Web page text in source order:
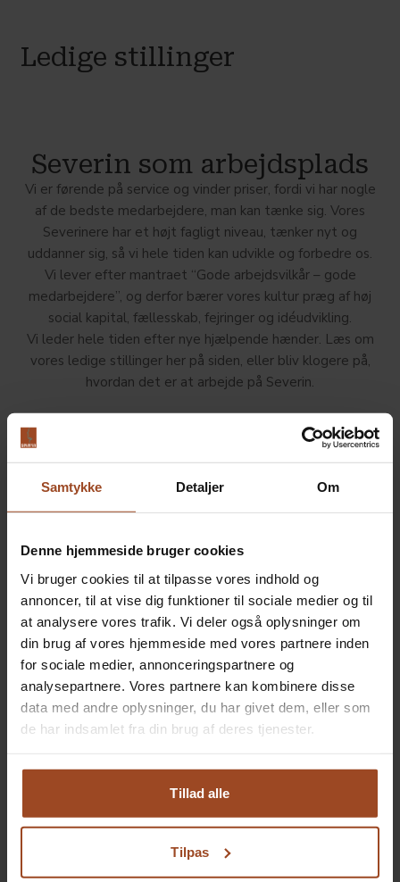
Samtykke Detaljer Om
Denne hjemmeside bruger cookies
Vi bruger cookies til at tilpasse vores indhold og
annoncer, til at vise dig funktioner til sociale medier og til
at analysere vores trafik. Vi deler også oplysninger om
din brug af vores hjemmeside med vores partnere inden
for sociale medier, annonceringspartnere og
analysepartnere. Vores partnere kan kombinere disse
data med andre oplysninger, du har givet dem, eller som
de har indsamlet fra din brug af deres tjenester.
På Severin behandler vi alle dine personlige oplysninger
og data med ansvar og respekt. Læs mere her:
https://severinkursuscenter.dk/privatlivspolitik/
Tillad alle
Tilpas
Ledige stillinger
Severin som arbejdsplads
Vi er førende på service og vinder priser, fordi vi har nogle
af de bedste medarbejdere, man kan tænke sig. Vores
Severinere har et højt fagligt niveau, tænker nyt og
uddanner sig, så vi hele tiden kan udvikle og forbedre os.
Vi lever efter mantraet “Gode arbejdsvilkår – gode
medarbejdere”, og derfor bærer vores kultur præg af høj
social kapital, fællesskab, fejringer og idéudvikling.
Vi leder hele tiden efter nye hjælpende hænder. Læs om
vores ledige stillinger her på siden, eller bliv klogere på,
hvordan det er at arbejde på Severin.
JA TAK til elever
Severin har mærkningsordningen JA TAK til elever, som er
endnu bedre til at understøtte oplæring af elever.
Vi tilbyder elevpladser til både spirende kokke, tjenere og
receptionister, og flere af vores elever vælger at uddanne
sig i flere afdelinger.
Vi elsker at uddanne ildsjæle, der brænder for vores
branche og er hele tiden på udkig efter nye talenter.
Mød vores smilende